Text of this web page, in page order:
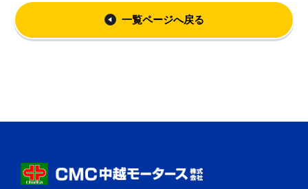
一覧ページへ戻る